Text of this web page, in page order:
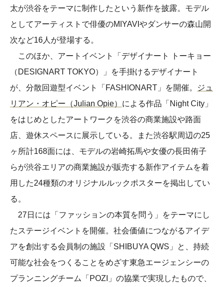
太が渋谷をテーマに制作したという新作を披露。モデル
としてアーティストで俳優のMIYAVIやダンサーの森山開
次など16人が登場する。
このほか、アートイベント「デザイナート トーキョー
（DESIGNART TOKYO）」を手掛けるデザイナート
が、分散回遊型イベント「FASHIONART」を開催。
ジュ
リアン・オピー（Julian Opie） による作品「Night City」
をはじめとしたアートワークを渋谷の商業施設や路面
店、遊休スペースに展示している。また渋谷駅周辺の25
ヶ所計168面には、モデルの岩崎拓馬や女優の長田侑子
らが渋谷エリアの商業施設が販売する新作アイテムを着
用した24種類のオリジナルルックポスターを掲出してい
る。
27日には「ファッションの本質を問う」をテーマにし
たステージイベントを開催。社会価値につながるアイデ
アを創出する会員制の施設「SHIBUYA QWS」と、持続
可能な社会をつくることをめざす東急エージェンシーの
プランニングチーム「POZI」の協業で実現したもので、